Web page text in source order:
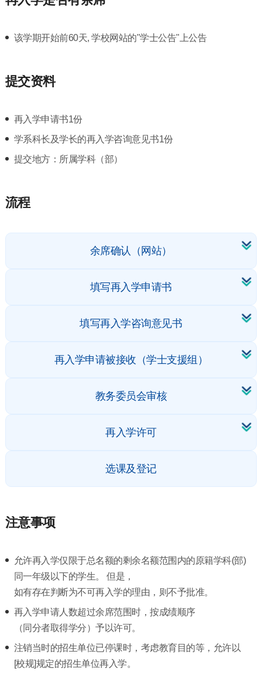
该学期开始前60天, 学校网站的"学士公告"上公告
提交资料
再入学申请书1份
学系科长及学长的再入学咨询意见书1份
提交地方：所属学科（部）
流程
余席确认（网站）
填写再入学申请书
填写再入学咨询意见书
再入学申请被接收（学士支援组）
教务委员会审核
再入学许可
选课及登记
注意事项
允许再入学仅限于总名额的剩余名额范围内的原籍学科(部)
同一年级以下的学生。 但是，
如有存在判断为不可再入学的理由，则不予批准。
再入学申请人数超过余席范围时，按成绩顺序
（同分者取得学分）予以许可。
注销当时的招生单位已停课时，考虑教育目的等，允许以
[校规]规定的招生单位再入学。